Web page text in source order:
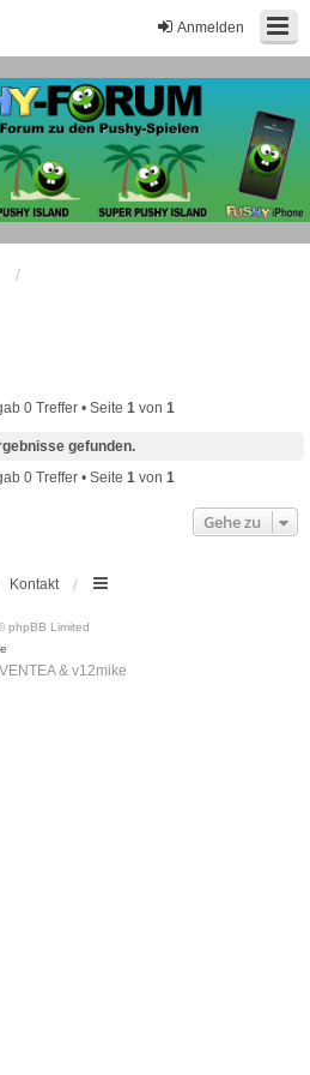
Anmelden
0 Treffer • Seite 1von 1
gefunden.
0 Treffer • Seite 1von 1
Gehe zu
Kontakt
phpBB Limited
& v12mike